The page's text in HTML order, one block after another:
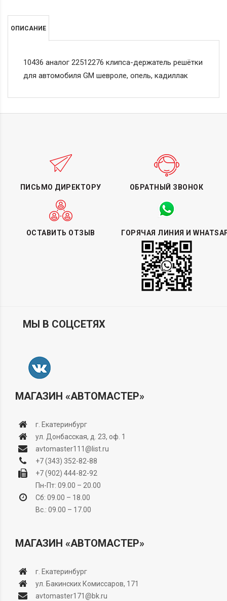
ОПИСАНИЕ
10436 аналог 22512276 клипса-держатель решётки
для автомобиля GM шевроле, опель, кадиллак
ПИСЬМО ДИРЕКТОРУ ОБРАТНЫЙ ЗВОНОК
ОСТАВИТЬ ОТЗЫВ ГОРЯЧАЯ ЛИНИЯ И
МЫ В СОЦСЕТЯХ
МАГАЗИН «АВТОМАСТЕР»
г. Екатеринбург
ул. Донбасская, д. 23, оф. 1
avtomaster111@list.ru
+7 (343) 352-82-88
+7 (902) 444-82-92
Пн-Пт: 09.00 – 20.00
Сб: 09.00 – 18.00
Вс.: 09.00 – 17.00
МАГАЗИН «АВТОМАСТЕР»
г. Екатеринбург
ул. Бакинских Комиссаров, 171
avtomaster171@bk.ru